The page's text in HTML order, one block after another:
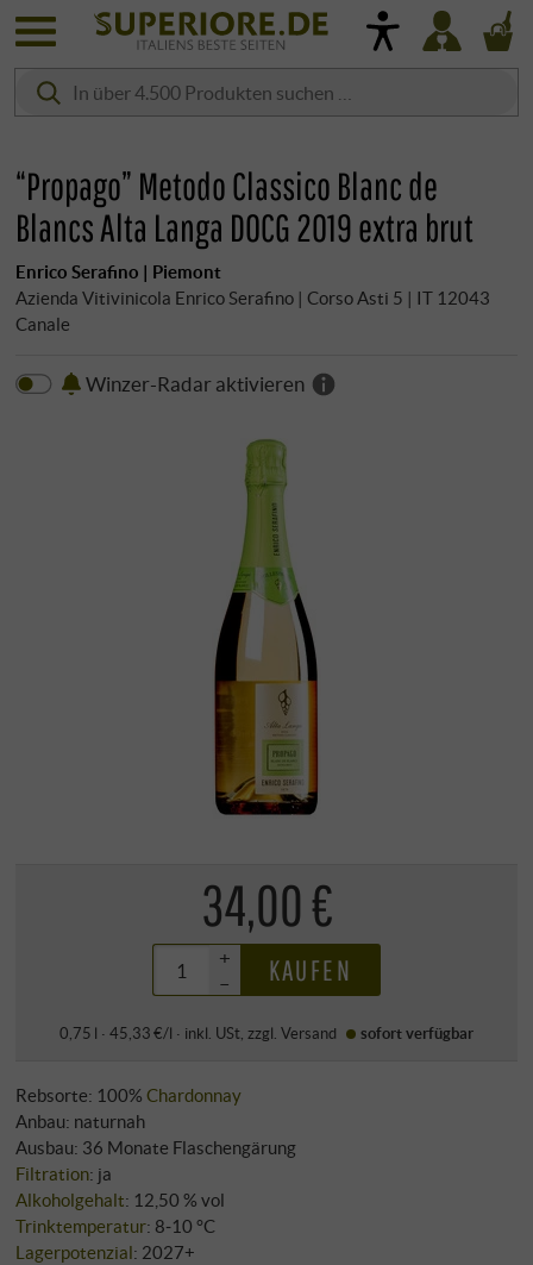
“Propago” Metodo Classico Blanc de
Blancs Alta Langa DOCG 2019 extra brut
Enrico Serafino | Piemont
Azienda Vitivinicola Enrico Serafino | Corso Asti 5 | IT 12043
Canale
Winzer-Radar aktivieren
34,00 €
+
–
KAUFEN
0,75 l · 45,33 €/l · inkl. USt , zzgl.Versand sofort verfügbar
Rebsorte: 100%Chardonnay
Anbau: naturnah
Ausbau: 36 Monate Flaschengärung
Filtration: ja
Alkoholgehalt: 12,50 % vol
Trinktemperatur: 8‑10 °C
Lagerpotenzial: 2027+